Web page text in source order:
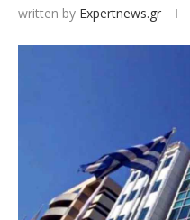
written by Expertnews.gr